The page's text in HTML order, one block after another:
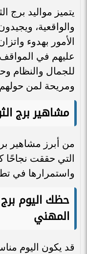
يتميز مواليد برج
والواقعية،
الأمور بهدوء
عليهم في
للجمال والنظام
ومريحة لمن
مشاهير برج
من أبرز مشاهير
التي حققت نجاحًا
واستمرارها في
حظك اليوم
المهني
قد يكون اليوم